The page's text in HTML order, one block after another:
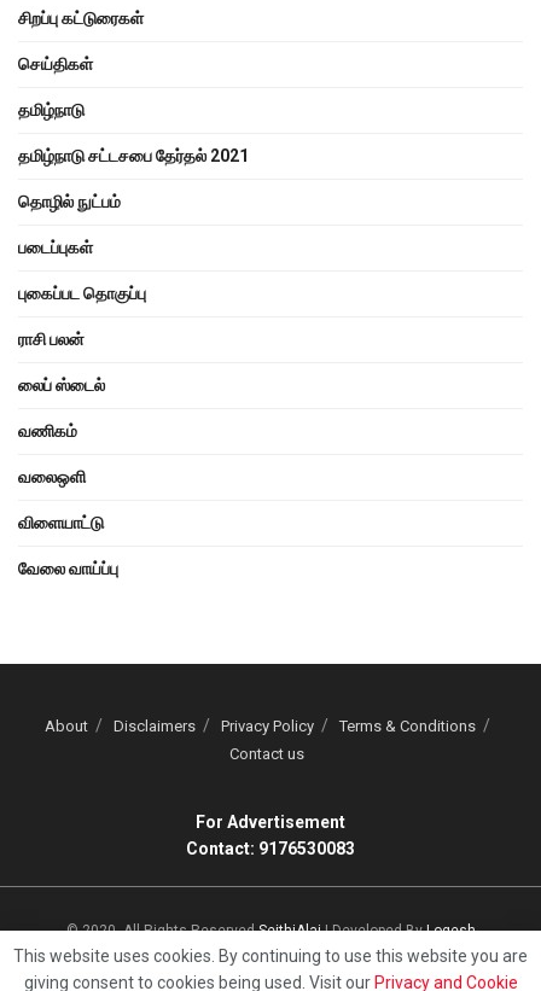
சிறப்பு கட்டுரைகள்
செய்திகள்
தமிழ்நாடு
தமிழ்நாடு சட்டசபை தேர்தல் 2021
தொழில் நுட்பம்
படைப்புகள்
புகைப்பட தொகுப்பு
ராசி பலன்
லைப் ஸ்டைல்
வணிகம்
வலைஒளி
விளையாட்டு
வேலை வாய்ப்பு
About Disclaimers Privacy Policy
Terms & Conditions
Contact us
For Advertisement
Contact: 9176530083
© 2020, All Rights ReservedSeithiAlai| Developed ByLogesh
This website uses cookies. By continuing to use this website you are
giving consent to cookies being used. Visit our Privacy and Cookie